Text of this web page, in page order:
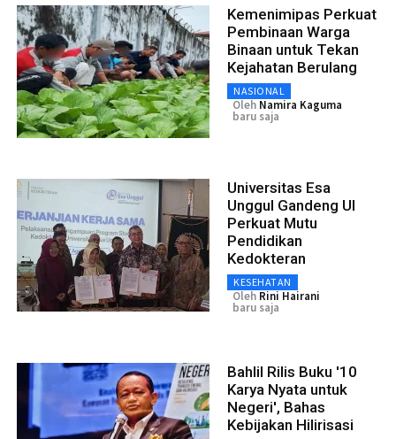
Kemenimipas Perkuat
Pembinaan Warga
Binaan untuk Tekan
Kejahatan Berulang
NASIONAL
Oleh Namira Kaguma
baru saja
Universitas Esa
Unggul Gandeng UI
Perkuat Mutu
Pendidikan
Kedokteran
KESEHATAN
Oleh Rini Hairani
baru saja
Bahlil Rilis Buku '10
Karya Nyata untuk
Negeri', Bahas
Kebijakan Hilirisasi